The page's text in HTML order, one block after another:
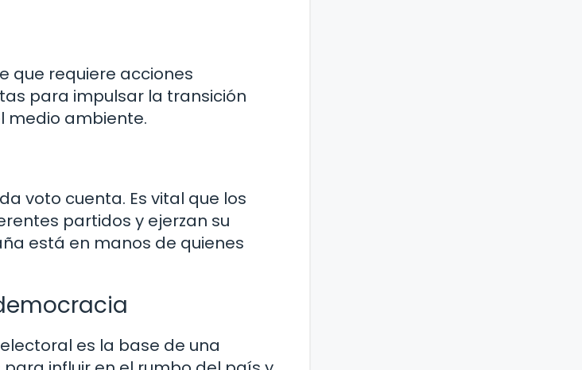
que requiere acciones
para impulsar la transición
medio ambiente.
voto cuenta. Es vital que los
partidos y ejerzan su
está en manos de quienes
es la base de una